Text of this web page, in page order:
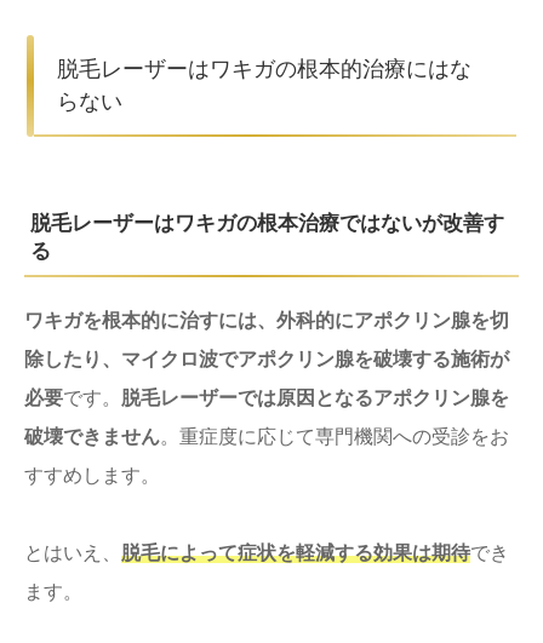
脱毛レーザーはワキガの根本的治療にはな
らない
脱毛レーザーはワキガの根本治療ではないが改善す
る
ワキガを根本的に治すには、外科的にアポクリン腺を切
除したり、マイクロ波でアポクリン腺を破壊する施術が
必要です。 脱毛レーザーでは原因となるアポクリン腺を
破壊できません。重症度に応じて専門機関への受診をお
すすめします。
とはいえ、 脱毛によって症状を軽減する効果は期待でき
ます。